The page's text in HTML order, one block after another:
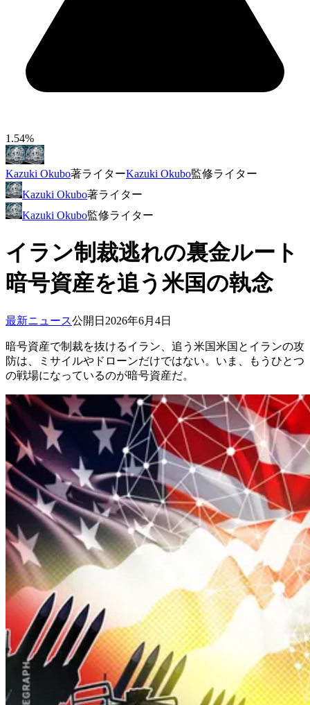
1.54%
Kazuki Okubo著ライターKazuki Okubo監修ライター
Kazuki Okubo著ライター
Kazuki Okubo監修ライター
イラン制裁逃れの裏金ルート
暗号資産を追う米国の執念
最新ニュース公開日 2026年6月4日
暗号資産で制裁を抜けるイラン、追う米国米国とイランの攻
防は、ミサイルやドローンだけではない。いま、もうひとつ
の戦場になっているのが暗号資産だ。